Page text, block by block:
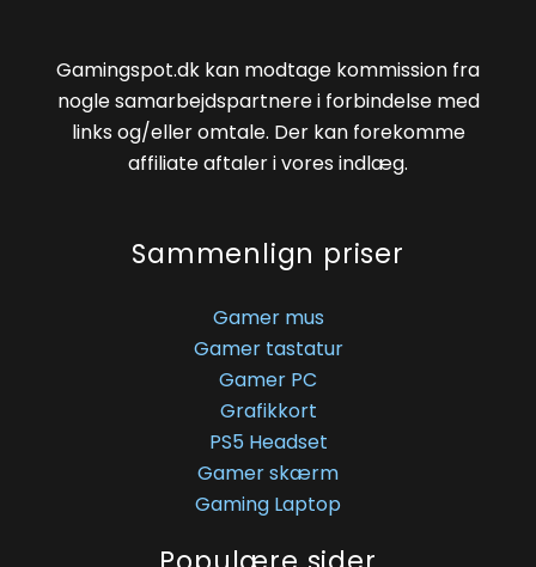
Gamingspot.dk kan modtage kommission fra
nogle samarbejdspartnere i forbindelse med
links og/eller omtale. Der kan forekomme
affiliate aftaler i vores indlæg.
Sammenlign priser
Gamer mus
Gamer tastatur
Gamer PC
Grafikkort
PS5 Headset
Gamer skærm
Gaming Laptop